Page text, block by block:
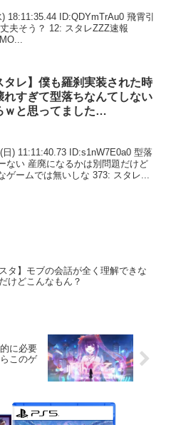
18:11:35.44 ID:QDYmTrAu0 飛霄引
夫そう？ 12: スタレZZZ速報
タレ】僕も羅刹実装された時
れすぎて型落ちなんてしない
ｗと思ってました…
) 11:11:40.73 ID:s1nW7E0a0 型落
ない 産廃になるかは別問題だけど
ゲームでは無いしな 373: スタレ...
スタ】モブの会話が全く理解できな
けどこんなもん？
に必要
このゲ